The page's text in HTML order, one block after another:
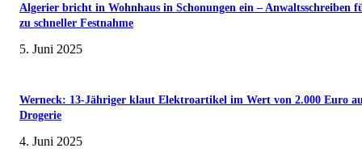
Algerier bricht in Wohnhaus in Schonungen ein – Anwaltsschreiben
zu schneller Festnahme
5. Juni 2025
Werneck: 13-Jähriger klaut Elektroartikel im Wert von 2.000 Euro
Drogerie
4. Juni 2025